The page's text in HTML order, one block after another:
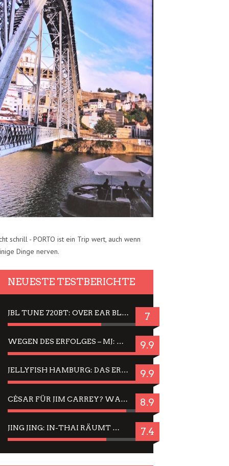
schrill - PORTO ist ein Trip wert, auch wenn
Dinge nerven.
NEUESTE TESTBERICHTE
JBL TUNE 720BT: OVER EAR BLUETOOTH KOPFHÖRER UM DIE 50,-€ IM DAUER-TEST 7
WEGEN DES ERFOLGES – MJ: MICHAEL JACKSON MUSICAL IN EINER MATINEE SEHEN 9.9
JELLYFISH HAMBURG: DAS ERFOLGREICHE SOMMER-MENÜ 2025 IN GEFÜHLEN UND BILDERN 9.9
CÉSAR FÜR JIM CARREY? WARUM DAS EINER DER NERVIGSTEN ACTORS IST UND BLEIBT 8.9
JING JING: IN-THAI RÄUMT WIEDER TITEL AB – EIN ZWEI-STUNDEN-ERLEBNISBERICHT 7.4